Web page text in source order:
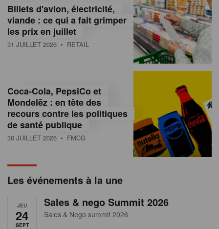
s
s
u
e
e
a
Billets d'avion, électricité,
viande : ce qui a fait grimper
les prix en juillet
31 JUILLET 2026 • RETAIL
Coca-Cola, PepsiCo et
Mondelēz : en tête des
recours contre les politiques
de santé publique
30 JUILLET 2026 • FMCG
Les événements à la une
JEU
24
SEPT
Sales & nego Summit 2026
Sales & Nego summit 2026